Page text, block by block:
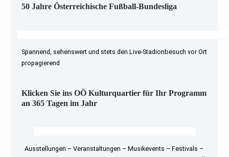
50 Jahre Österreichische Fußball-Bundesliga
Spannend, sehenswert und stets den Live-Stadionbesuch vor Ort
propagierend
Klicken Sie ins OÖ Kulturquartier für Ihr Programm
an 365 Tagen im Jahr
Ausstellungen – Veranstaltungen – Musikevents – Festivals –